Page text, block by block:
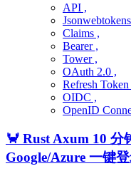
API ,
Claims ,
Bearer ,
Tower ,
OAuth 2.0 ,
Refresh Token
OIDC ,
OpenID
🦀 Rust Axum 10 分
Google/Azure 一键